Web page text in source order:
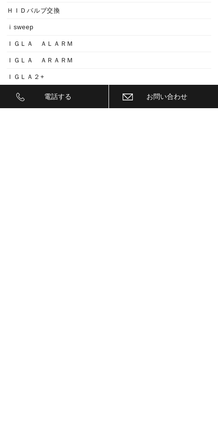
ＨＩＤバルブ交換
ｉsweep
ＩＧＬＡ ＡＬＡＲＭ
ＩＧＬＡ ＡＲＡＲＭ
ＩＧＬＡ２+
ＩＩＤ
ＩＮＮＯ
電話する お問い合わせ